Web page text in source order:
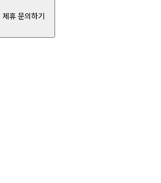
제휴 문의하기